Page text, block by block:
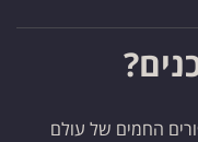
החמים של עולם